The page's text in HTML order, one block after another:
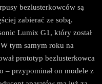
bezlusterkowców są
zabierać ze sobą.
Lumix G1, który został
tym samym roku na
prototyp bezlusterkowca
– przypominał on modele z